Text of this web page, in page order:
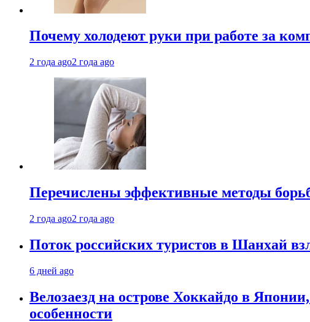
Почему холодеют руки при работе за
2 года ago2 года ago
Перечислены эффективные методы
2 года ago2 года ago
Поток российских туристов в Шанхай
6 дней ago
Велозаезд на острове Хоккайдо в
особенности